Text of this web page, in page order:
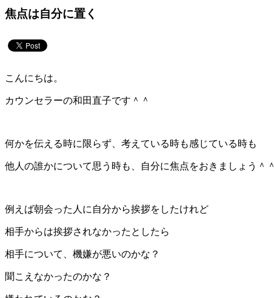
焦点は自分に置く
こんにちは。
カウンセラーの和田直子です＾＾
何かを伝える時に限らず、考えている時も感じている時も
他人の誰かについて思う時も、自分に焦点をおきましょう＾＾
例えば朝会った人に自分から挨拶をしたけれど
相手からは挨拶されなかったとしたら
相手について、機嫌が悪いのかな？
聞こえなかったのかな？